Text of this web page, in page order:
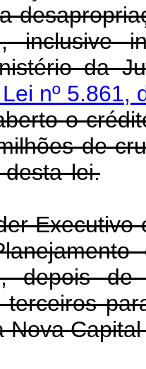
inclusive
da
nº 5.861,
o
de
lei.
Executivo
depois
Nova